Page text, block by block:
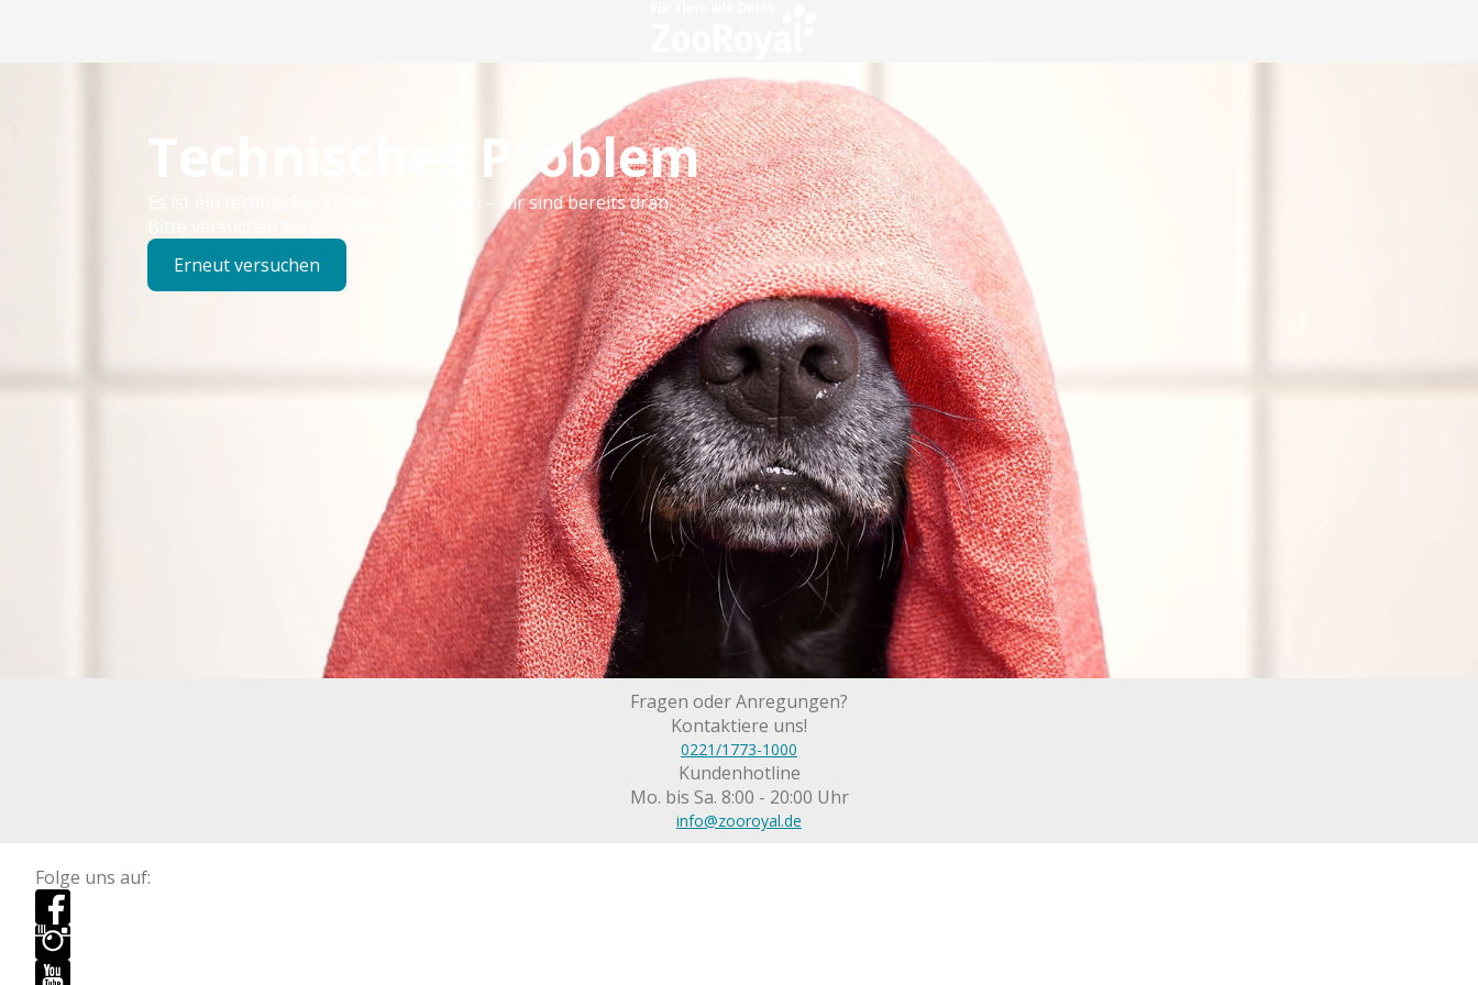
Technisches Problem
Es ist ein technischer Fehler aufgetreten – wir sind bereits dran.
Bitte versuchen Sie es später erneut.
Erneut versuchen
Fragen oder Anregungen?
Kontaktiere uns!
0221/1773-1000
Kundenhotline
Mo. bis Sa. 8:00 - 20:00 Uhr
info@zooroyal.de
Folge uns auf: